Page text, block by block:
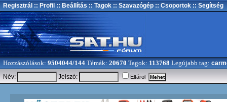
Regisztrál :: Profil :: Beállítás :: Tagok :: Szavazógép :: Csoportok :: Segítség
Hozzászólások: 9504044/144 Témák: 20670 Tagok: 113768 Legújabb tag:
Név:
Jelszó: Eltárol